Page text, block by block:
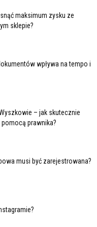
maksimum zysku ze
sklepie?
wpływa na tempo i
– jak skutecznie
prawnika?
musi być zarejestrowana?